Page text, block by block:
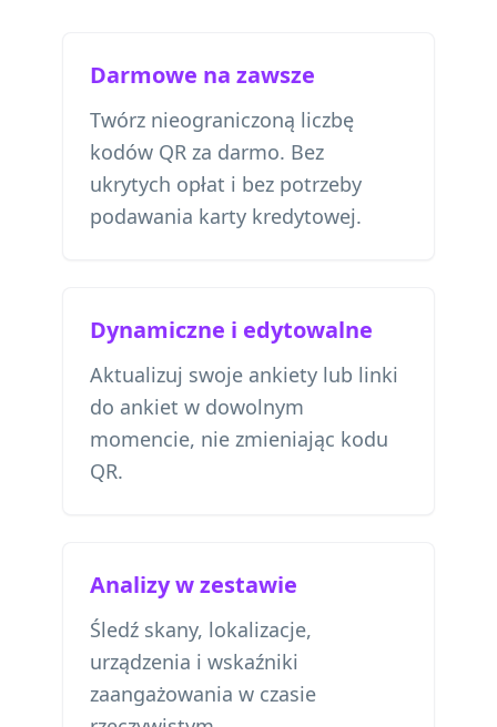
Darmowe na zawsze
Twórz nieograniczoną liczbę
kodów QR za darmo. Bez
ukrytych opłat i bez potrzeby
podawania karty kredytowej.
Dynamiczne i edytowalne
Aktualizuj swoje ankiety lub linki
do ankiet w dowolnym
momencie, nie zmieniając kodu
QR.
Analizy w zestawie
Śledź skany, lokalizacje,
urządzenia i wskaźniki
zaangażowania w czasie